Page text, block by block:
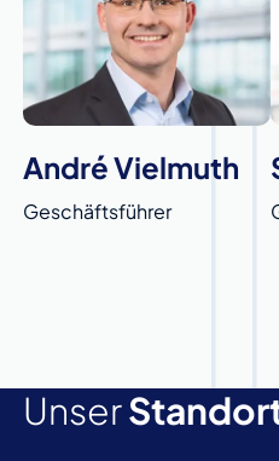
André Vielmuth
Geschäftsführer
Unser